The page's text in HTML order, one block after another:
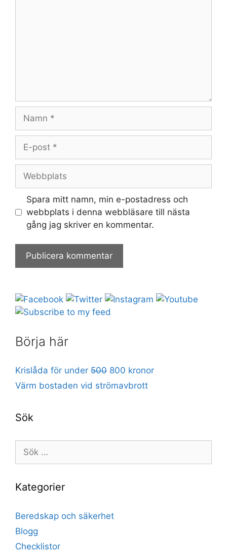
post
Spara mitt namn, min e-postadress och
webbplats i denna webbläsare till nästa
gång jag skriver en kommentar.
Börja här
Krislåda för under 500 800 kronor
Värm bostaden vid strömavbrott
Sök
Sök
efter:
Kategorier
Beredskap och säkerhet
Blogg
Checklistor